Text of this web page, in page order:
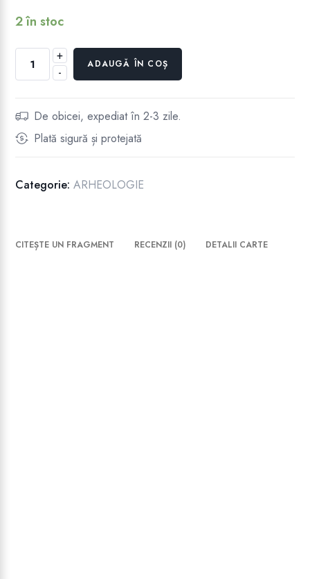
2 în stoc
-
PLANURILE
PROSPECTELE
CETĂȚII
HÂRȘOVA
ARHIVE
STRĂINE
+
ADAUGĂ ÎN COȘ
De obicei, expediat în 2-3 zile.
Plată sigură și protejată
Categorie: ARHEOLOGIE
CITEȘTE UN FRAGMENT RECENZII (0) DETALII CARTE